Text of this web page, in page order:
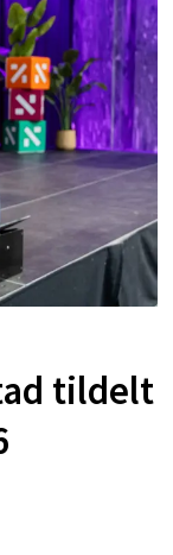
tildelt